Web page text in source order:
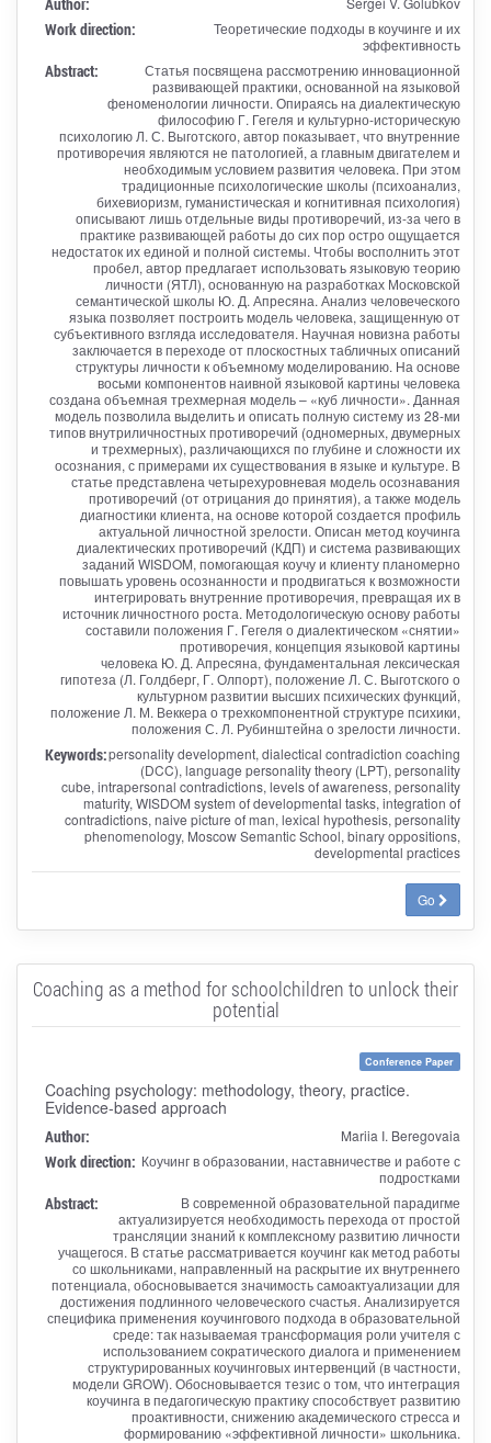
Work direction:
Теоретические подходы в коучинге и их
эффективность
Abstract:
Статья посвящена рассмотрению инновационной
развивающей практики, основанной на языковой
феноменологии личности. Опираясь на диалектическую
философию Г. Гегеля и культурно-историческую
психологию Л. С. Выготского, автор показывает, что внутренние
противоречия являются не патологией, а главным двигателем и
необходимым условием развития человека. При этом
традиционные психологические школы (психоанализ,
бихевиоризм, гуманистическая и когнитивная психология)
описывают лишь отдельные виды противоречий, из-за чего в
практике развивающей работы до сих пор остро ощущается
недостаток их единой и полной системы. Чтобы восполнить этот
пробел, автор предлагает использовать языковую теорию
личности (ЯТЛ), основанную на разработках Московской
семантической школы Ю. Д. Апресяна. Анализ человеческого
языка позволяет построить модель человека, защищенную от
субъективного взгляда исследователя. Научная новизна работы
заключается в переходе от плоскостных табличных описаний
структуры личности к объемному моделированию. На основе
восьми компонентов наивной языковой картины человека
создана объемная трехмерная модель – «куб личности». Данная
модель позволила выделить и описать полную систему из 28-ми
типов внутриличностных противоречий (одномерных, двумерных
и трехмерных), различающихся по глубине и сложности их
осознания, с примерами их существования в языке и культуре. В
статье представлена четырехуровневая модель осознавания
противоречий (от отрицания до принятия), а также модель
диагностики клиента, на основе которой создается профиль
актуальной личностной зрелости. Описан метод коучинга
диалектических противоречий (КДП) и система развивающих
заданий WISDOM, помогающая коучу и клиенту планомерно
повышать уровень осознанности и продвигаться к возможности
интегрировать внутренние противоречия, превращая их в
источник личностного роста. Методологическую основу работы
составили положения Г. Гегеля о диалектическом «снятии»
противоречия, концепция языковой картины
человека Ю. Д. Апресяна, фундаментальная лексическая
гипотеза (Л. Голдберг, Г. Олпорт), положение Л. С. Выготского о
культурном развитии высших психических функций,
положение Л. М. Веккера о трехкомпонентной структуре психики,
положения С. Л. Рубинштейна о зрелости личности.
Keywords:personality development, dialectical contradiction coaching
(DCC), language personality theory (LPT), personality
cube, intrapersonal contradictions, levels of awareness, personality
maturity, WISDOM system of developmental tasks, integration of
contradictions, naive picture of man, lexical hypothesis, personality
phenomenology, Moscow Semantic School, binary oppositions,
developmental practices
Go
Coaching as a method for schoolchildren to unlock their
potential
Conference Paper
Coaching psychology: methodology, theory, practice.
Evidence-based approach
Author: Mariia I. Beregovaia
Work direction: Коучинг в образовании, наставничестве и работе с
подростками
Abstract:
В современной образовательной парадигме
актуализируется необходимость перехода от простой
трансляции знаний к комплексному развитию личности
учащегося. В статье рассматривается коучинг как метод работы
со школьниками, направленный на раскрытие их внутреннего
потенциала, обосновывается значимость самоактуализации для
достижения подлинного человеческого счастья. Анализируется
специфика применения коучингового подхода в образовательной
среде: так называемая трансформация роли учителя с
использованием сократического диалога и применением
структурированных коучинговых интервенций (в частности,
модели GROW). Обосновывается тезис о том, что интеграция
коучинга в педагогическую практику способствует развитию
проактивности, снижению академического стресса и
формированию «эффективной личности» школьника.